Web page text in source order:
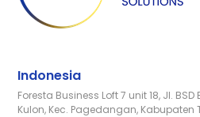
Indonesia
Foresta Business Loft 7 unit 18, Jl.
Kulon, Kec. Pagedangan, Kabupaten